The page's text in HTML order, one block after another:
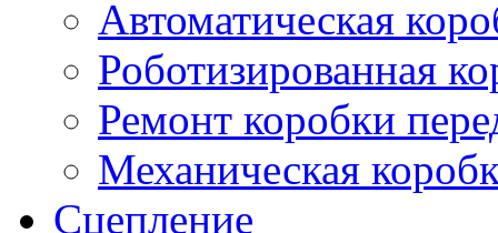
Автоматическая
Роботизированная
Ремонт коробки
Механическая
Сцепление